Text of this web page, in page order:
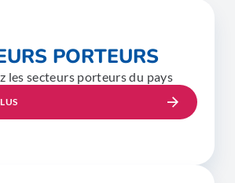
PORTEURS
les secteurs porteurs du pays